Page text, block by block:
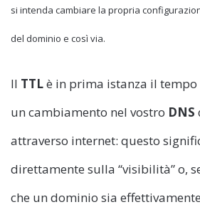
si intenda cambiare la propria
del dominio e così via.
Il TTLè in prima istanza il tempo
un cambiamento nel vostro DNS
attraverso internet: questo
direttamente sulla “visibilità” o,
che un dominio sia